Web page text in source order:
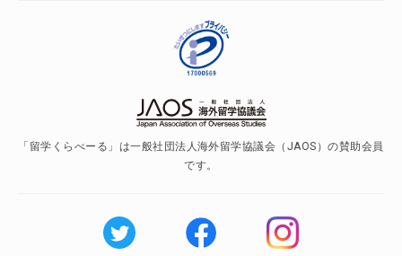
「留学くらべーる」は一般社団法人海外留学協議会（JAOS）の賛助会員
です。